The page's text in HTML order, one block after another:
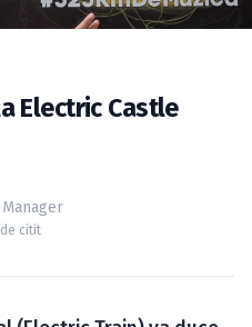
Electric Castle
citit